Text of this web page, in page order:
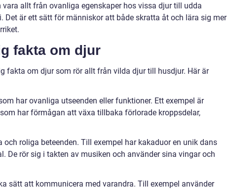
allt från ovanliga egenskaper hos vissa djur till udda
Det är ett sätt för människor att både skratta åt och lära sig mer
fakta om djur
fakta om djur som rör allt från vilda djur till husdjur. Här är
har ovanliga utseenden eller funktioner. Ett exempel är
har förmågan att växa tillbaka förlorade kroppsdelar,
och roliga beteenden. Till exempel har kakaduor en unik dans
De rör sig i takten av musiken och använder sina vingar och
sätt att kommunicera med varandra. Till exempel använder